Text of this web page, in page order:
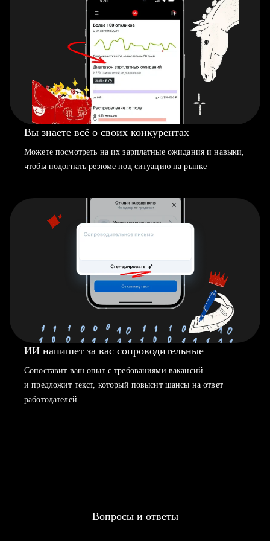
Вы знаете всё о своих конкурентах
Можете посмотреть на их зарплатные ожидания и навыки,
чтобы подогнать резюме под ситуацию на рынке
ИИ напишет за вас сопроводительные
Сопоставит ваш опыт с требованиями вакансий
и предложит текст, который повысит шансы на ответ
работодателей
Вопросы и ответы